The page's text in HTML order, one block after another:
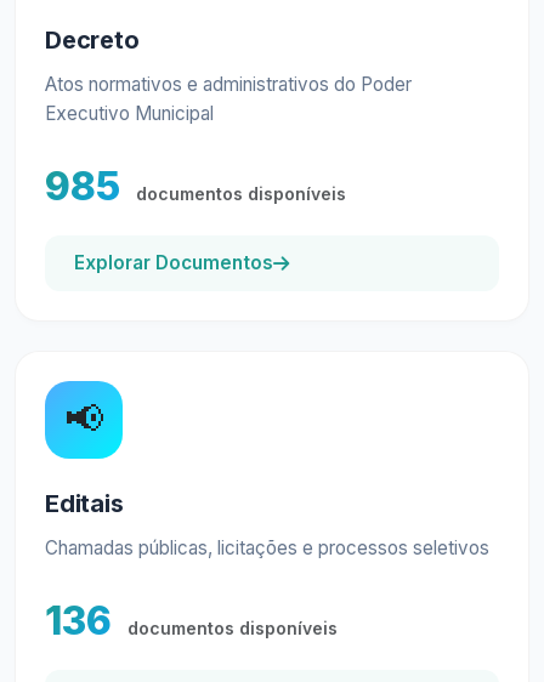
Decreto
Atos normativos e administrativos do Poder
Executivo Municipal
985 documentos disponíveis
Explorar Documentos
📢
Editais
Chamadas públicas, licitações e processos seletivos
136 documentos disponíveis